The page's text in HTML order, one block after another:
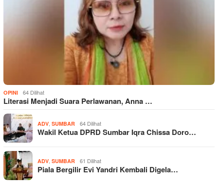
OPINI 64 Dilihat
Literasi Menjadi Suara Perlawanan, Anna …
ADV SUMBAR 64 Dilihat
Wakil Ketua DPRD Sumbar Iqra Chissa Doro…
ADV SUMBAR 61 Dilihat
Piala Bergilir Evi Yandri Kembali Digela…